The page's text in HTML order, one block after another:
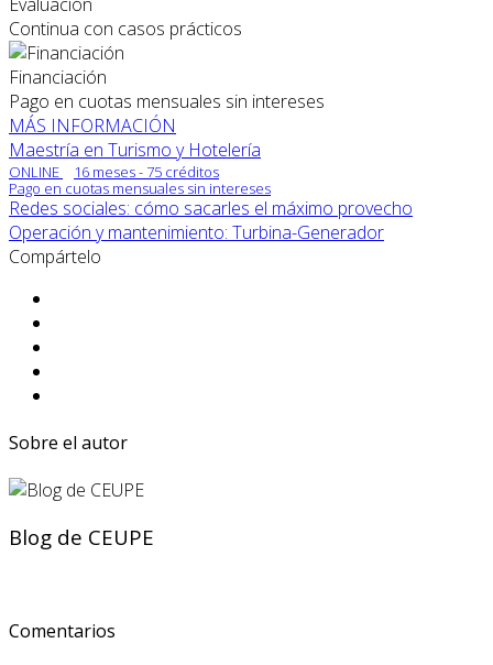
Continua con casos prácticos
Financiación
Pago en cuotas mensuales sin intereses
MÁS INFORMACIÓN
Maestría en Turismo y Hotelería
ONLINE
16 meses - 75 créditos
Pago en cuotas mensuales sin intereses
Redes sociales: cómo sacarles el máximo provecho
Operación y mantenimiento: Turbina-Generador
Compártelo
Sobre el autor
Blog de CEUPE
Comentarios